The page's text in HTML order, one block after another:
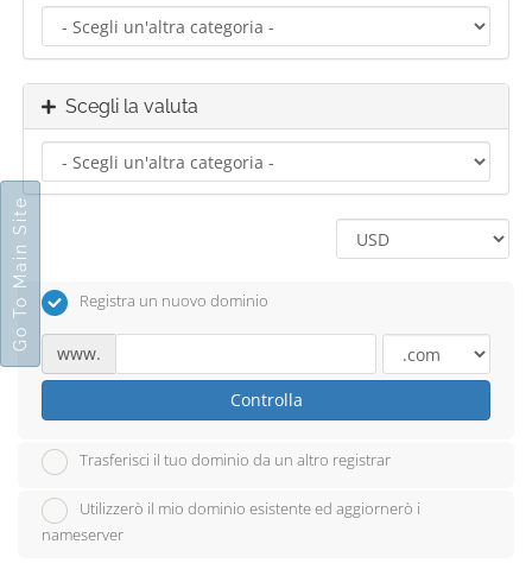
Scegli la valuta
Registra un nuovo dominio
www.
Controlla
Trasferisci il tuo dominio da un altro registrar
Utilizzerò il mio dominio esistente ed aggiornerò i
nameserver
Go To Main Site